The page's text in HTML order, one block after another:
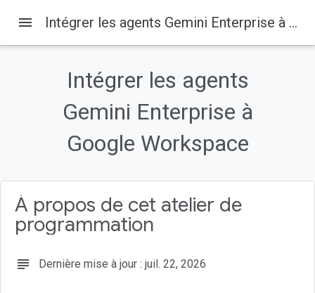
Sur cette page
1. Avant de commencer
Qu'est-ce que Gemini Enterprise ?
Qu'est-ce que Google Workspace ?
Quels types d'intégrations personnalisées ?
menu Intégrer les agents Gemini Enterprise à Google Workspace
Intégrer les agents
Gemini Enterprise à
Google Workspace
À propos de cet atelier de
programmation
subject Dernière mise à jour : juil. 22, 2026